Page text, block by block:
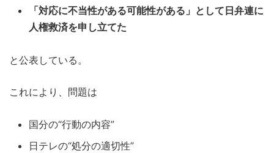
「対応に不当性がある可能性がある」として日弁連に
人権救済を申し立てた
と公表している。
これにより、問題は
国分の“行動の内容”
日テレの“処分の適切性”